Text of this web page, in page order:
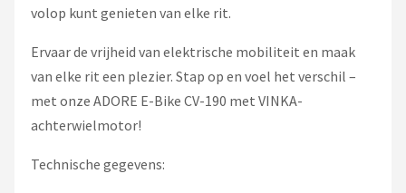
volop kunt genieten van elke rit.
Ervaar de vrijheid van elektrische mobiliteit en maak
van elke rit een plezier. Stap op en voel het verschil –
met onze ADORE E-Bike CV-190 met VINKA-
achterwielmotor!
Technische gegevens: